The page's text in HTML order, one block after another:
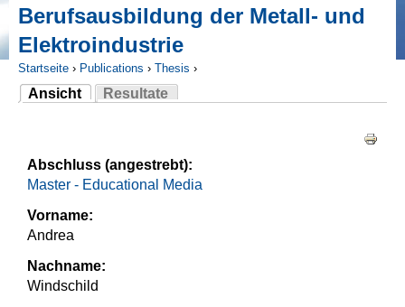
Berufsausbildung der Metall- und
Elektroindustrie
Sie sind hier
Startseite › Publications › Thesis ›
Ansicht
(aktiver Reiter)
Resultate
Abschluss (angestrebt):
Master - Educational Media
Vorname:
Andrea
Nachname:
Windschild